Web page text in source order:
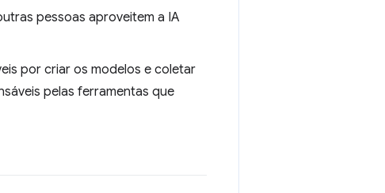
pessoas aproveitem a IA
por criar os modelos e coletar
pelas ferramentas que